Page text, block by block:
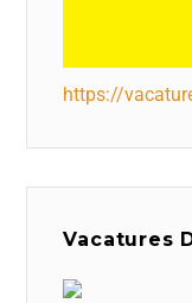
https://
Vacatures